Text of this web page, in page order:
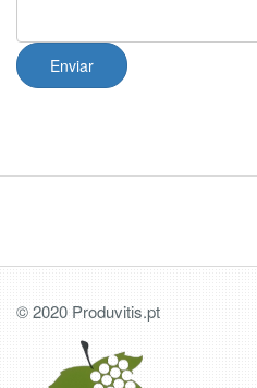
Enviar
© 2020 Produvitis.pt